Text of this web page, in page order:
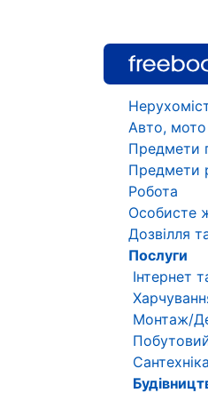
Авто, мото
Предмети
Предмети
Робота
Особисте
Дозвілля
Послуги
Інтернет
Монтаж/
Сантехніка